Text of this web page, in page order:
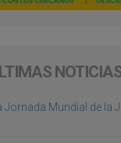
Mundial de la